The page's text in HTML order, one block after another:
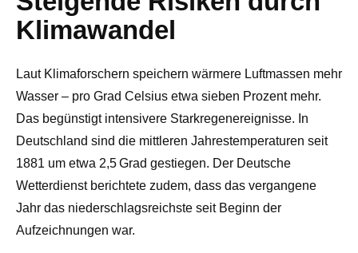
Klimawandel
Laut Klimaforschern speichern wärmere Luftmassen mehr
Wasser – pro Grad Celsius etwa sieben Prozent mehr.
Das begünstigt intensivere Starkregenereignisse. In
Deutschland sind die mittleren Jahrestemperaturen seit
1881 um etwa 2,5 Grad gestiegen. Der Deutsche
Wetterdienst berichtete zudem, dass das vergangene
Jahr das niederschlagsreichste seit Beginn der
Aufzeichnungen war.